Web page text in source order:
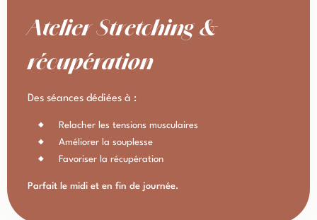
Atelier Stretching &
récupération
Des séances dédiées à :
Relacher les tensions musculaires
Améliorer la souplesse
Favoriser la récupération
Parfait le midi et en fin de journée.